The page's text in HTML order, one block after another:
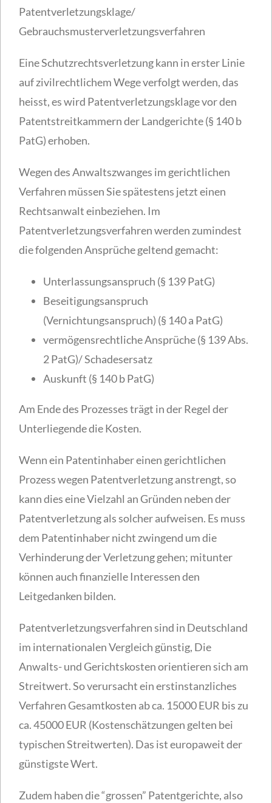
Patentverletzungsklage/
Gebrauchsmusterverletzungsverfahren
Eine Schutzrechtsverletzung kann in erster Linie
auf zivilrechtlichem Wege verfolgt werden, das
heisst, es wird Patentverletzungsklage vor den
Patentstreitkammern der Landgerichte (§ 140 b
PatG) erhoben.
Wegen des Anwaltszwanges im gerichtlichen
Verfahren müssen Sie spätestens jetzt einen
Rechtsanwalt einbeziehen. Im
Patentverletzungsverfahren werden zumindest
die folgenden Ansprüche geltend gemacht:
Unterlassungsanspruch (§ 139 PatG)
Beseitigungsanspruch
(Vernichtungsanspruch) (§ 140 a PatG)
vermögensrechtliche Ansprüche (§ 139 Abs.
2 PatG)/ Schadesersatz
Auskunft (§ 140 b PatG)
Am Ende des Prozesses trägt in der Regel der
Unterliegende die Kosten.
Wenn ein Patentinhaber einen gerichtlichen
Prozess wegen Patentverletzung anstrengt, so
kann dies eine Vielzahl an Gründen neben der
Patentverletzung als solcher aufweisen. Es muss
dem Patentinhaber nicht zwingend um die
Verhinderung der Verletzung gehen; mitunter
können auch finanzielle Interessen den
Leitgedanken bilden.
Patentverletzungsverfahren sind in Deutschland
im internationalen Vergleich günstig, Die
Anwalts- und Gerichtskosten orientieren sich am
Streitwert. So verursacht ein erstinstanzliches
Verfahren Gesamtkosten ab ca. 15000 EUR bis zu
ca. 45000 EUR (Kostenschätzungen gelten bei
typischen Streitwerten). Das ist europaweit der
günstigste Wert.
Zudem haben die “grossen” Patentgerichte, also